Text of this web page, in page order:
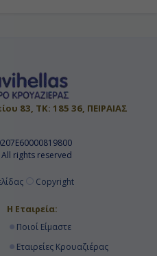
83, ΤΚ: 185 36, ΠΕΙΡΑΙΑΣ
rights reserved
Copyright
Η Εταιρεία:
Ποιοί Είμαστε
Εταιρείες Κρουαζιέρας